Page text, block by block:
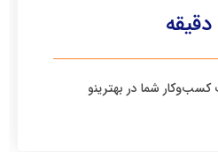
کسب‌وکار شما در بهترینو